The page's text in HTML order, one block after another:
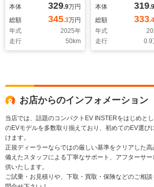
V2L装備
本体 329.9万円
総額
345.3万円
年式
2025年
走行
50km
止 アラウンドビ
モニター 自動(
軽減)ブレーキ
囲カメラ アダプ
ブクルーズコント
本体 319.9
総額
333.4
年式
走行
0.9
お店からのインフォメーション
当店では、話題のコンパクトEV INSTERをはじめと
のEVモデルを多数取り揃えており、初めてのEV選び
けます。
正規ディーラーならではの厳しい基準をクリアした
備えたスタッフによる丁寧なサポート、アフターサ
供いたします。
ご試乗・お見積りや、下取・買取・保険などのご相